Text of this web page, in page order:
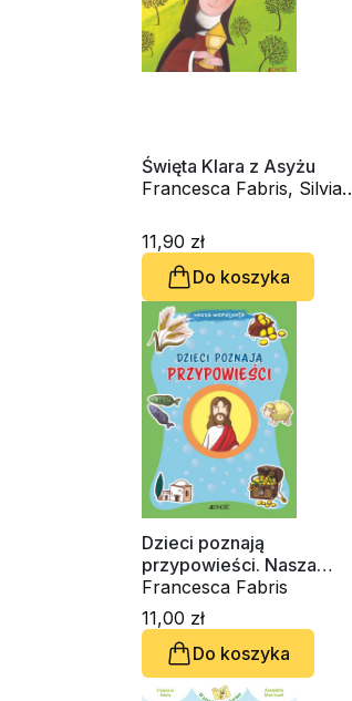
Święta Klara z Asyżu
Francesca Fabris, Silvia
11,90 zł
Do koszyka
Dzieci poznają
przypowieści. Nasza
wspólnota
Francesca Fabris
11,00 zł
Do koszyka